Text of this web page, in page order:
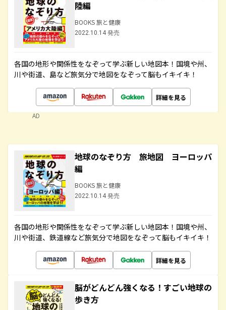
陸編
BOOKS 旅と健康
2022.10.14 発売
各国の地形や関係性をなぞって学ぶ新しい地図本！国境や州、
川や街道、島など旅気分で地図をなぞって脳もイキイキ！
詳細を見る
AD
地球のなぞり方 旅地図 ヨーロッパ
編
BOOKS 旅と健康
2022.10.14 発売
各国の地形や関係性をなぞって学ぶ新しい地図本！国境や州、
川や街道、鉄道線など旅気分で地図をなぞって脳もイキイキ！
詳細を見る
脳がどんどん強くなる！すごい地球の
歩き方